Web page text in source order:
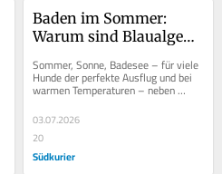
Baden im Sommer:
Warum sind Blaualgen
gefährlich?
Sommer, Sonne, Badesee – für viele
Hunde der perfekte Ausflug und bei
warmen Temperaturen – neben
einem Hunde-Eis – eine
willkommene...
03.07.2026
20
Südkurier